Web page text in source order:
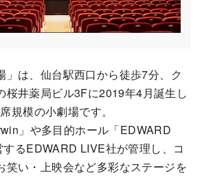
」は、仙台駅西口から徒歩7分、ク
桜井薬局ビル3Fに2019年4月誕生し
規模の小劇場です。
」や多目的ホール「EDWARD
るEDWARD LIVE社が管理し、コ
笑い・上映会など多彩なステージを